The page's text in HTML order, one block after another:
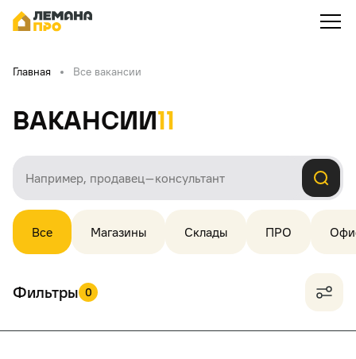
Главная Все вакансии
Вакансии11
Все Магазины Склады ПРО
Фильтры 0